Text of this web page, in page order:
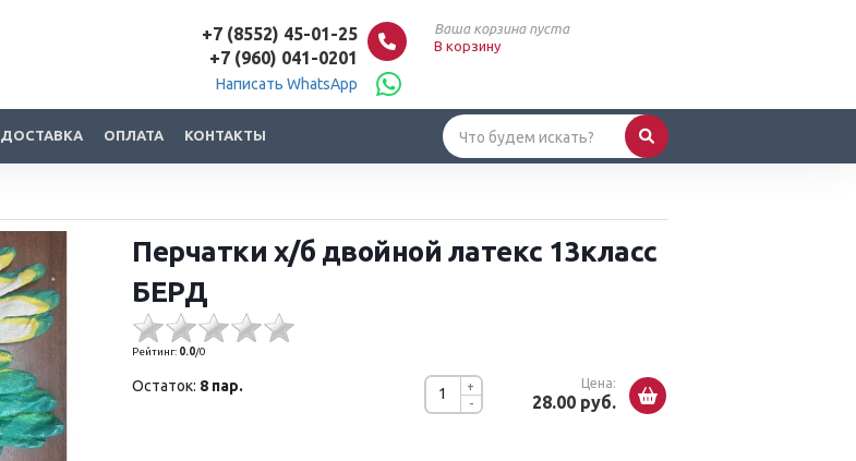
+7 (8552) 45-01-25
+7 (960) 041-0201
Написать WhatsApp
Ваша корзина пуста
В корзину
ДОСТАВКА ОПЛАТА КОНТАКТЫ
Перчатки х/б двойной латекс 13класс
БЕРД
Рейтинг: 0.0/0
-
+ Цена:
28.00 руб.
Остаток: 8 пар.